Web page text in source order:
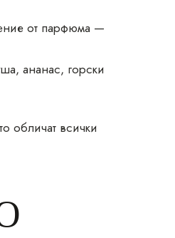
от парфюма —
ананас, горски
обличат всички